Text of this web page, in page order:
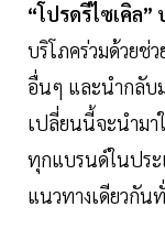
“โปรดรีไซเคิล
บริโภคร่วมด้วยช่
อื่นๆ และนำกลับ
เปลี่ยนนี้จะนำม
ทุกแบรนด์ในปร
แนวทางเดียวกัน